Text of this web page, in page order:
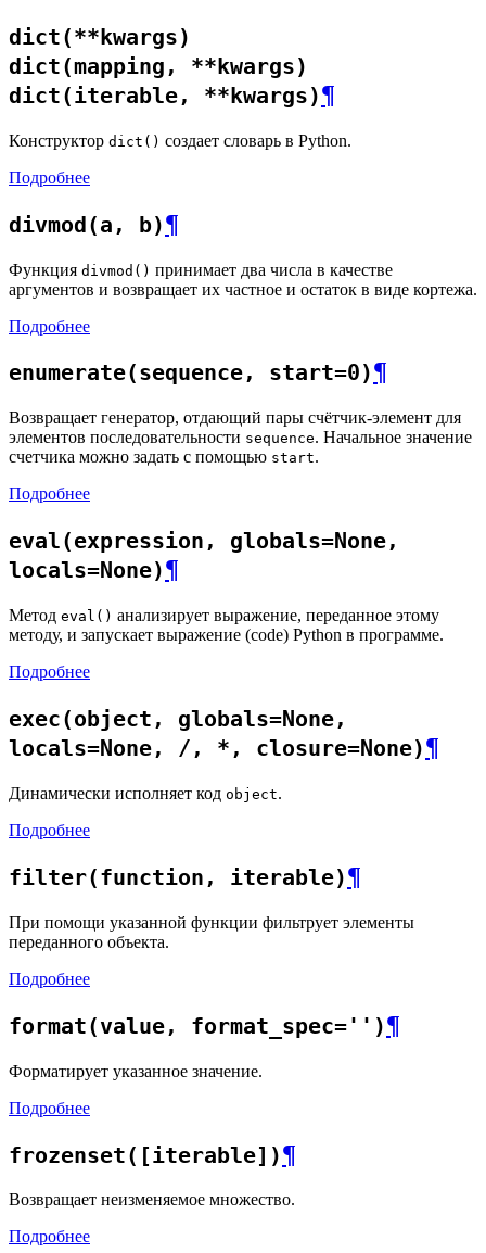
dict(**kwargs)
dict(mapping, **kwargs)
dict(iterable, **kwargs)¶
Конструктор dict() создает словарь в Python.
Подробнее
divmod(a, b)¶
Функция divmod() принимает два числа в качестве
аргументов и возвращает их частное и остаток в виде кортежа.
Подробнее
enumerate(sequence, start=0)¶
Возвращает генератор, отдающий пары счётчик-элемент для
элементов последовательности sequence. Начальное значение
счетчика можно задать с помощью start.
Подробнее
eval(expression, globals=None,
locals=None)¶
Метод eval() анализирует выражение, переданное этому
методу, и запускает выражение (code) Python в программе.
Подробнее
exec(object, globals=None,
locals=None, /, *, closure=None)¶
Динамически исполняет код object.
Подробнее
filter(function, iterable)¶
При помощи указанной функции фильтрует элементы
переданного объекта.
Подробнее
format(value, format_spec='')¶
Форматирует указанное значение.
Подробнее
frozenset([iterable])¶
Возвращает неизменяемое множество.
Подробнее